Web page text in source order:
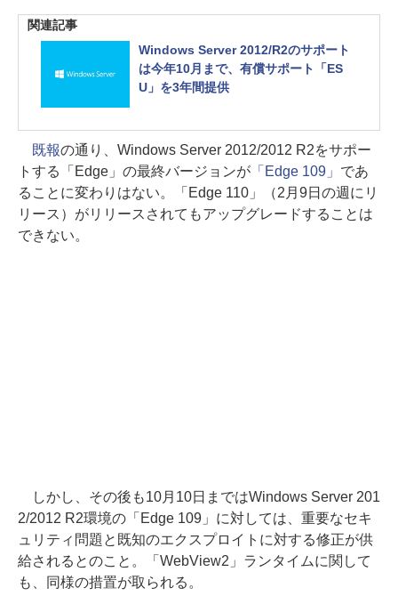
関連記事
Windows Server 2012/R2のサポート
は今年10月まで、有償サポート「ES
U」を3年間提供
既報の通り、Windows Server 2012/2012 R2をサポー
トする「Edge」の最終バージョンが「Edge 109」 であ
ることに変わりはない。「Edge 110」（2月9日の週にリ
リース）がリリースされてもアップグレードすることは
できない。
しかし、その後も10月10日まではWindows Server 201
2/2012 R2環境の「Edge 109」に対しては、重要なセキ
ュリティ問題と既知のエクスプロイトに対する修正が供
給されるとのこと。「WebView2」ランタイムに関して
も、同様の措置が取られる。